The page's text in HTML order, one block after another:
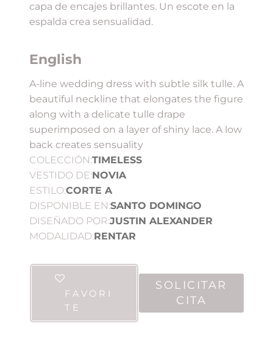
capa de encajes brillantes. Un escote en la
espalda crea sensualidad.
English
A-line wedding dress with subtle silk tulle. A
beautiful neckline that elongates the figure
along with a delicate tulle drape
superimposed on a layer of shiny lace. A low
back creates sensuality
COLECCIÓN:TIMELESS
VESTIDO DE:NOVIA
ESTILO:CORTE A
DISPONIBLE EN:SANTO DOMINGO
DISEÑADO POR:JUSTIN ALEXANDER
MODALIDAD:RENTAR
FAVORI
TE
SOLICITAR
CITA